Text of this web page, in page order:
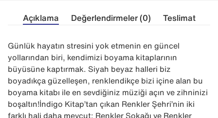
Açıklama Değerlendirmeler (0) Teslimat
Günlük hayatın stresini yok etmenin en güncel
yollarından biri, kendimizi boyama kitaplarının
büyüsüne kaptırmak. Siyah beyaz halleri biz
boyadıkça güzelleşen, renklendikçe bizi içine alan bu
boyama kitabı ile en sevdiğiniz müziği açın ve zihninizi
boşaltın!İndigo Kitap’tan çıkan Renkler Şehri’nin iki
farklı hali daha mevcut: Renkler Sokağı ve Renkler